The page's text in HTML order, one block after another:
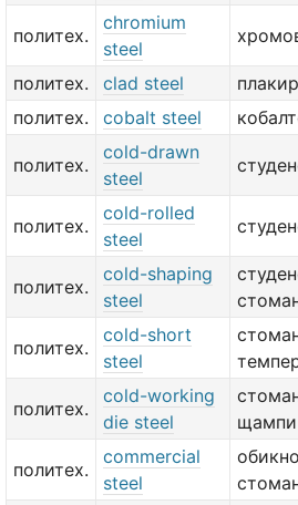
политех.
chromium
steel
политех. clad steel
политех.
cobalt steel
политех.
cold-drawn
steel
политех.
cold-rolled
steel
политех.
cold-shaping
steel
политех.
cold-short
steel
политех.
cold-working
die steel
щампи
политех.
commercial
steel